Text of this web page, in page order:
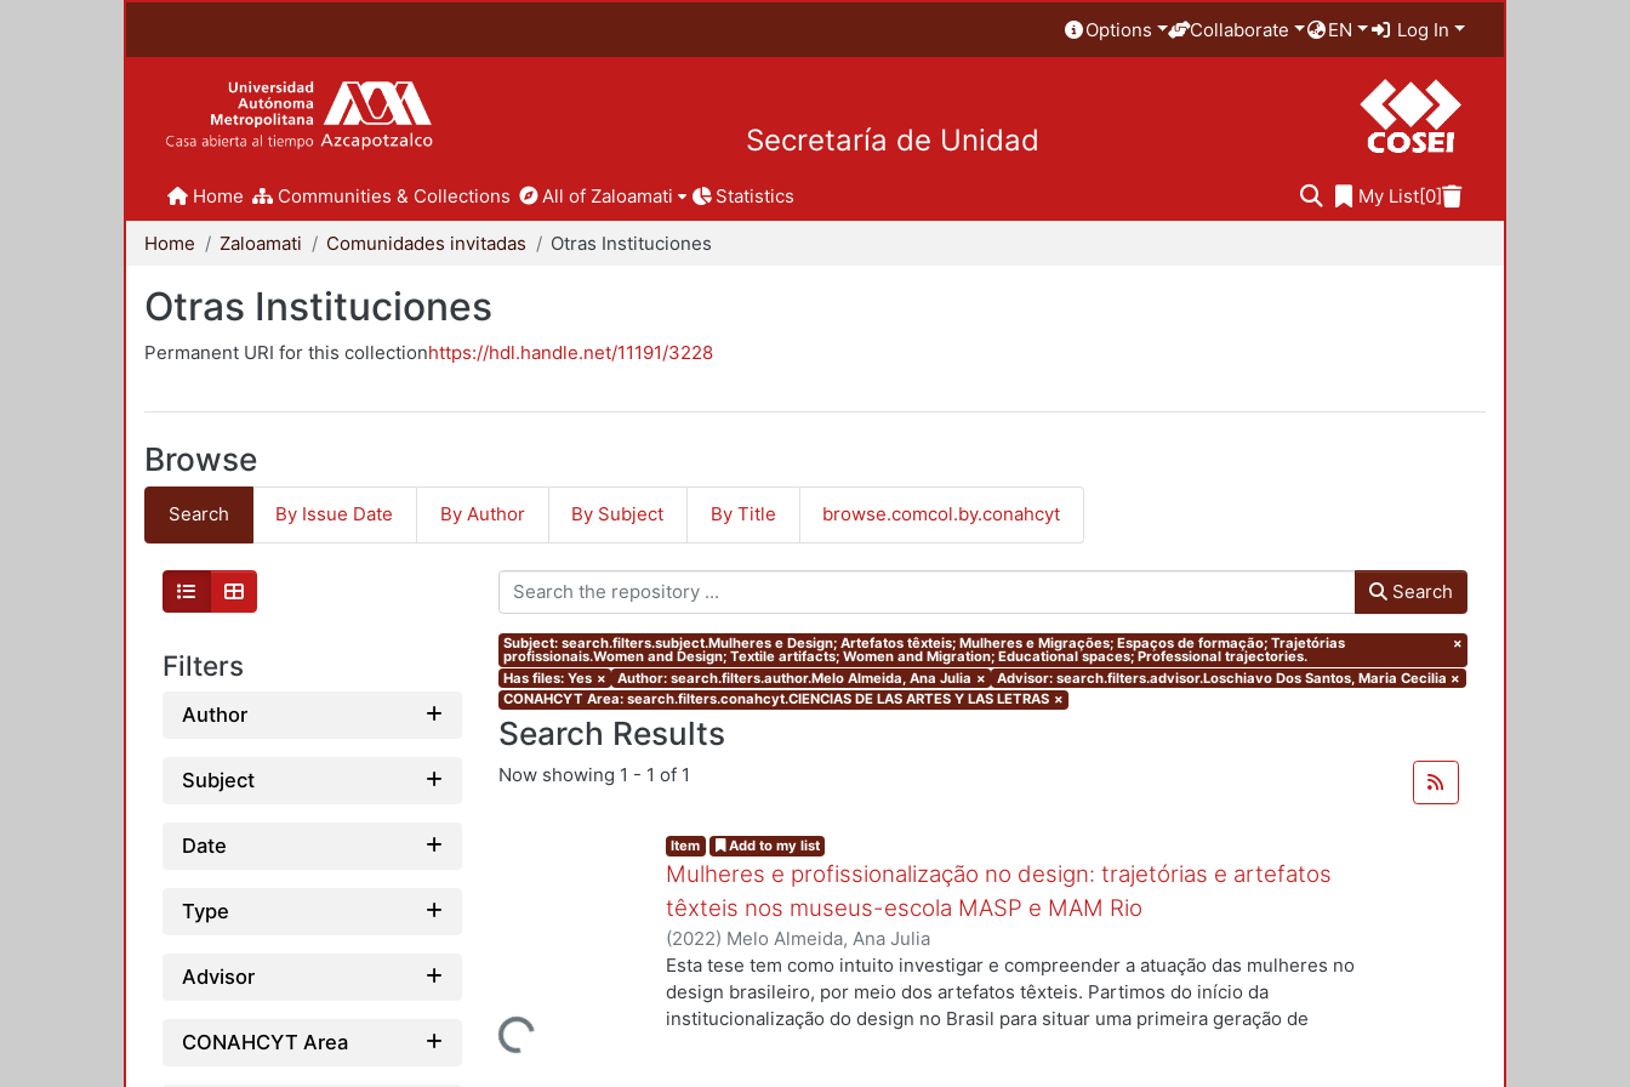
Options Collaborate EN Log In
Secretaría de Unidad
Home Communities & Collections All of Zaloamati Statistics My List[0]
Home Zaloamati Comunidades invitadas Otras Instituciones
Otras Instituciones
Permanent URI for this collectionhttps://hdl.handle.net/11191/3228
Browse
Search By Issue Date By Author By Subject By Title browse.comcol.by.conahcyt
Filters
Author
Subject
Date
Type
Advisor
CONAHCYT Area
Search
Subject: search.filters.subject.Mulheres e Design; Artefatos têxteis; Mulheres e Migrações; Espaços de formação; Trajetórias
profissionais.Women and Design; Textile artifacts; Women and Migration; Educational spaces; Professional trajectories.
×
Has files: Yes × Author: search.filters.author.Melo Almeida, Ana Julia × Advisor: search.filters.advisor.Loschiavo Dos Santos, Maria Cecilia ×
CONAHCYT Area: search.filters.conahcyt.CIENCIAS DE LAS ARTES Y LAS LETRAS ×
Search Results
Now showing 1 - 1 of 1
Loading...
Item Add to my list
Mulheres e profissionalização no design: trajetórias e artefatos
têxteis nos museus-escola MASP e MAM Rio
(2022) Melo Almeida, Ana Julia
Esta tese tem como intuito investigar e compreender a atuação das mulheres no
design brasileiro, por meio dos artefatos têxteis. Partimos do início da
institucionalização do design no Brasil para situar uma primeira geração de